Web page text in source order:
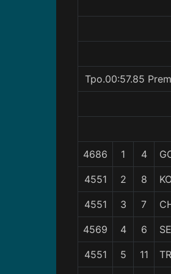
Tpo.00:57.85
4686 1 4
4551 2 8
4551 3 7
4569 4 6
4551 5 11